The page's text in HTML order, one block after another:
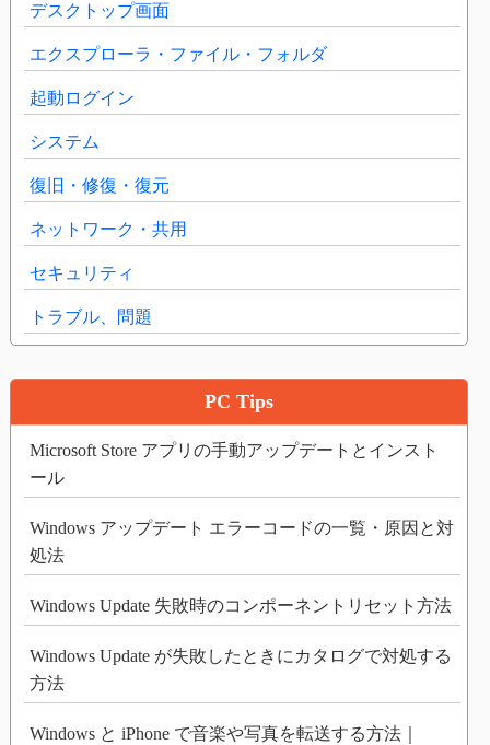
デスクトップ画面
エクスプローラ・ファイル・フォルダ
起動ログイン
システム
復旧・修復・復元
ネットワーク・共用
セキュリティ
トラブル、問題
PC Tips
Microsoft Store アプリの手動アップデートとインスト
ール
Windows アップデート エラーコードの一覧・原因と対
処法
Windows Update 失敗時のコンポーネントリセット方法
Windows Update が失敗したときにカタログで対処する
方法
Windows と iPhone で音楽や写真を転送する方法｜